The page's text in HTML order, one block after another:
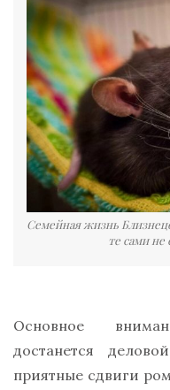
Семейная жизнь
те сами не
Основное
достанется
приятные сдвиги